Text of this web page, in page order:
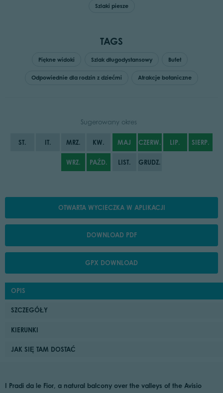
Szlaki piesze
TAGS
Piękne widoki Szlak długodystansowy Bufet
Odpowiednie dla rodzin z dziećmi Atrakcje botaniczne
Sugerowany okres
ST. IT. MRZ. KW. MAJ CZERW. LIP. SIERP.
WRZ. PAŹD. LIST. GRUDZ.
OTWARTA WYCIECZKA W APLIKACJI
DOWNLOAD PDF
GPX DOWNLOAD
OPIS
SZCZEGÓŁY
KIERUNKI
JAK SIĘ TAM DOSTAĆ
I Pradi da le Fior, a natural balcony over the valleys of the Avisio